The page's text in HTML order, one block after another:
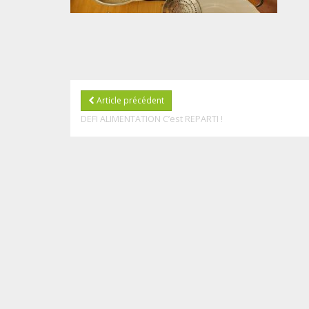
Article précédent
DEFI ALIMENTATION C’est REPARTI !